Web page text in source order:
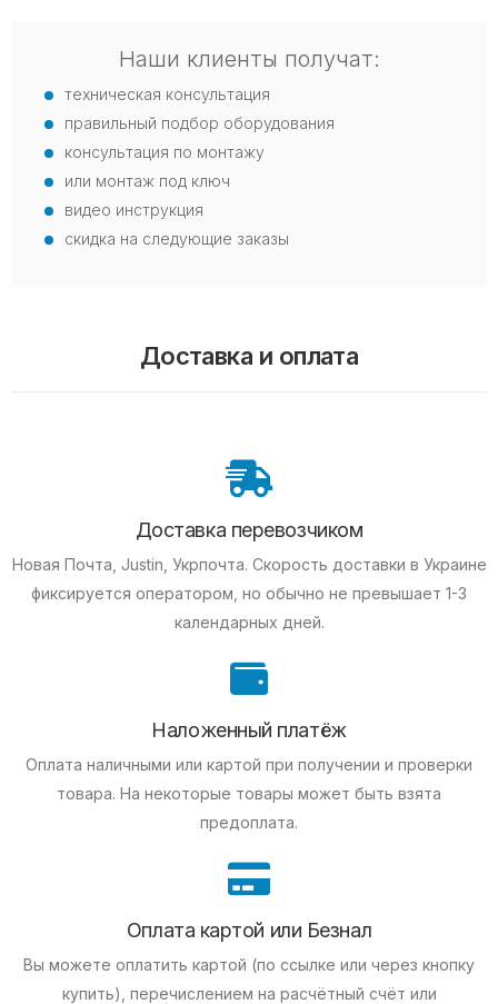
Наши клиенты получат:
техническая консультация
правильный подбор оборудования
консультация по монтажу
или монтаж под ключ
видео инструкция
скидка на следующие заказы
Доставка и оплата
Доставка перевозчиком
Новая Почта, Justin, Укрпочта. Скорость доставки в Украине
фиксируется оператором, но обычно не превышает 1-3
календарных дней.
Наложенный платёж
Оплата наличными или картой при получении и проверки
товара. На некоторые товары может быть взята
предоплата.
Оплата картой или Безнал
Вы можете оплатить картой (по ссылке или через кнопку
купить), перечислением на расчётный счёт или